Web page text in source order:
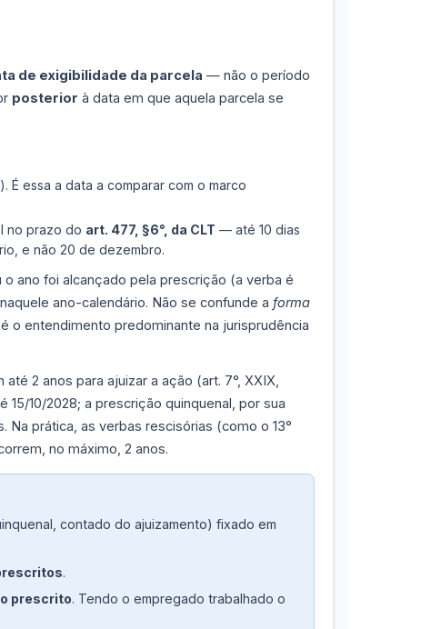
de exigibilidade da parcela — não o período
posterior à data em que aquela parcela se
É essa a data a comparar com o marco
no prazo do art. 477, §6°, da CLT — até 10 dias
e não 20 de dezembro.
o ano foi alcançado pela prescrição (a verba é
ano-calendário. Não se confunde a forma
o entendimento predominante na jurisprudência
2 anos para ajuizar a ação (art. 7°, XXIX,
15/10/2028; a prescrição quinquenal, por sua
prática, as verbas rescisórias (como o 13°
no máximo, 2 anos.
contado do ajuizamento) fixado em
.
prescrito. Tendo o empregado trabalhado o